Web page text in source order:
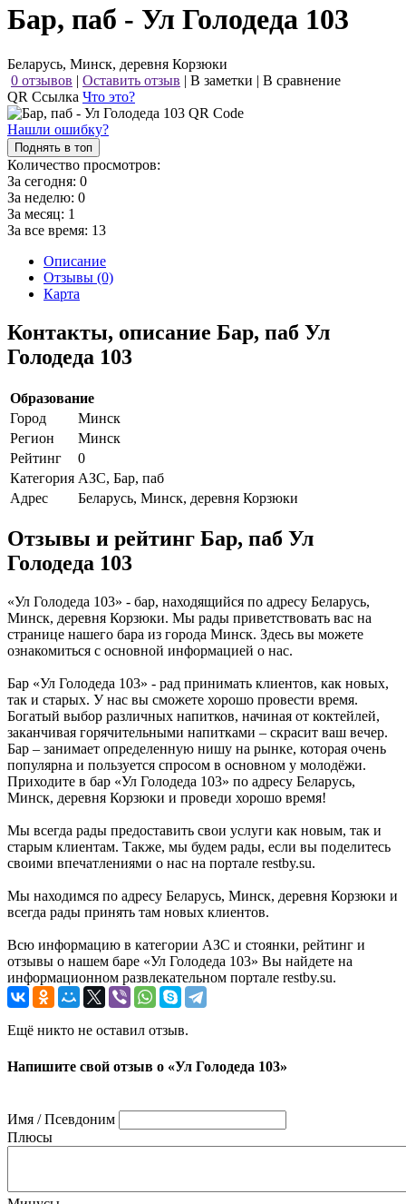
Бар, паб - Ул Голодеда 103
Беларусь, Минск, деревня Корзюки
0 отзывов | Оставить отзыв | В заметки | В сравнение
QR Ссылка Что это?
Нашли ошибку?
Поднять в топ
Количество просмотров:
За сегодня: 0
За неделю: 0
За месяц: 1
За все время: 13
Описание
Отзывы (0)
Карта
Контакты, описание Бар, паб Ул
Голодеда 103
Образование
Город
Минск
Регион
Минск
Рейтинг
0
Категория АЗС, Бар, паб
Адрес
Беларусь, Минск, деревня Корзюки
Отзывы и рейтинг Бар, паб Ул
Голодеда 103
«Ул Голодеда 103» - бар, находящийся по адресу Беларусь,
Минск, деревня Корзюки. Мы рады приветствовать вас на
странице нашего бара из города Минск. Здесь вы можете
ознакомиться с основной информацией о нас.
Бар «Ул Голодеда 103» - рад принимать клиентов, как новых,
так и старых. У нас вы сможете хорошо провести время.
Богатый выбор различных напитков, начиная от коктейлей,
заканчивая горячительными напитками – скрасит ваш вечер.
Бар – занимает определенную нишу на рынке, которая очень
популярна и пользуется спросом в основном у молодёжи.
Приходите в бар «Ул Голодеда 103» по адресу Беларусь,
Минск, деревня Корзюки и проведи хорошо время!
Мы всегда рады предоставить свои услуги как новым, так и
старым клиентам. Также, мы будем рады, если вы поделитесь
своими впечатлениями о нас на портале restby.su.
Мы находимся по адресу Беларусь, Минск, деревня Корзюки и
всегда рады принять там новых клиентов.
Всю информацию в категории АЗС и стоянки, рейтинг и
отзывы о нашем баре «Ул Голодеда 103» Вы найдете на
информационном развлекательном портале restby.su.
Ещё никто не оставил отзыв.
Напишите свой отзыв о «Ул Голодеда 103»
Имя / Псевдоним
Плюсы